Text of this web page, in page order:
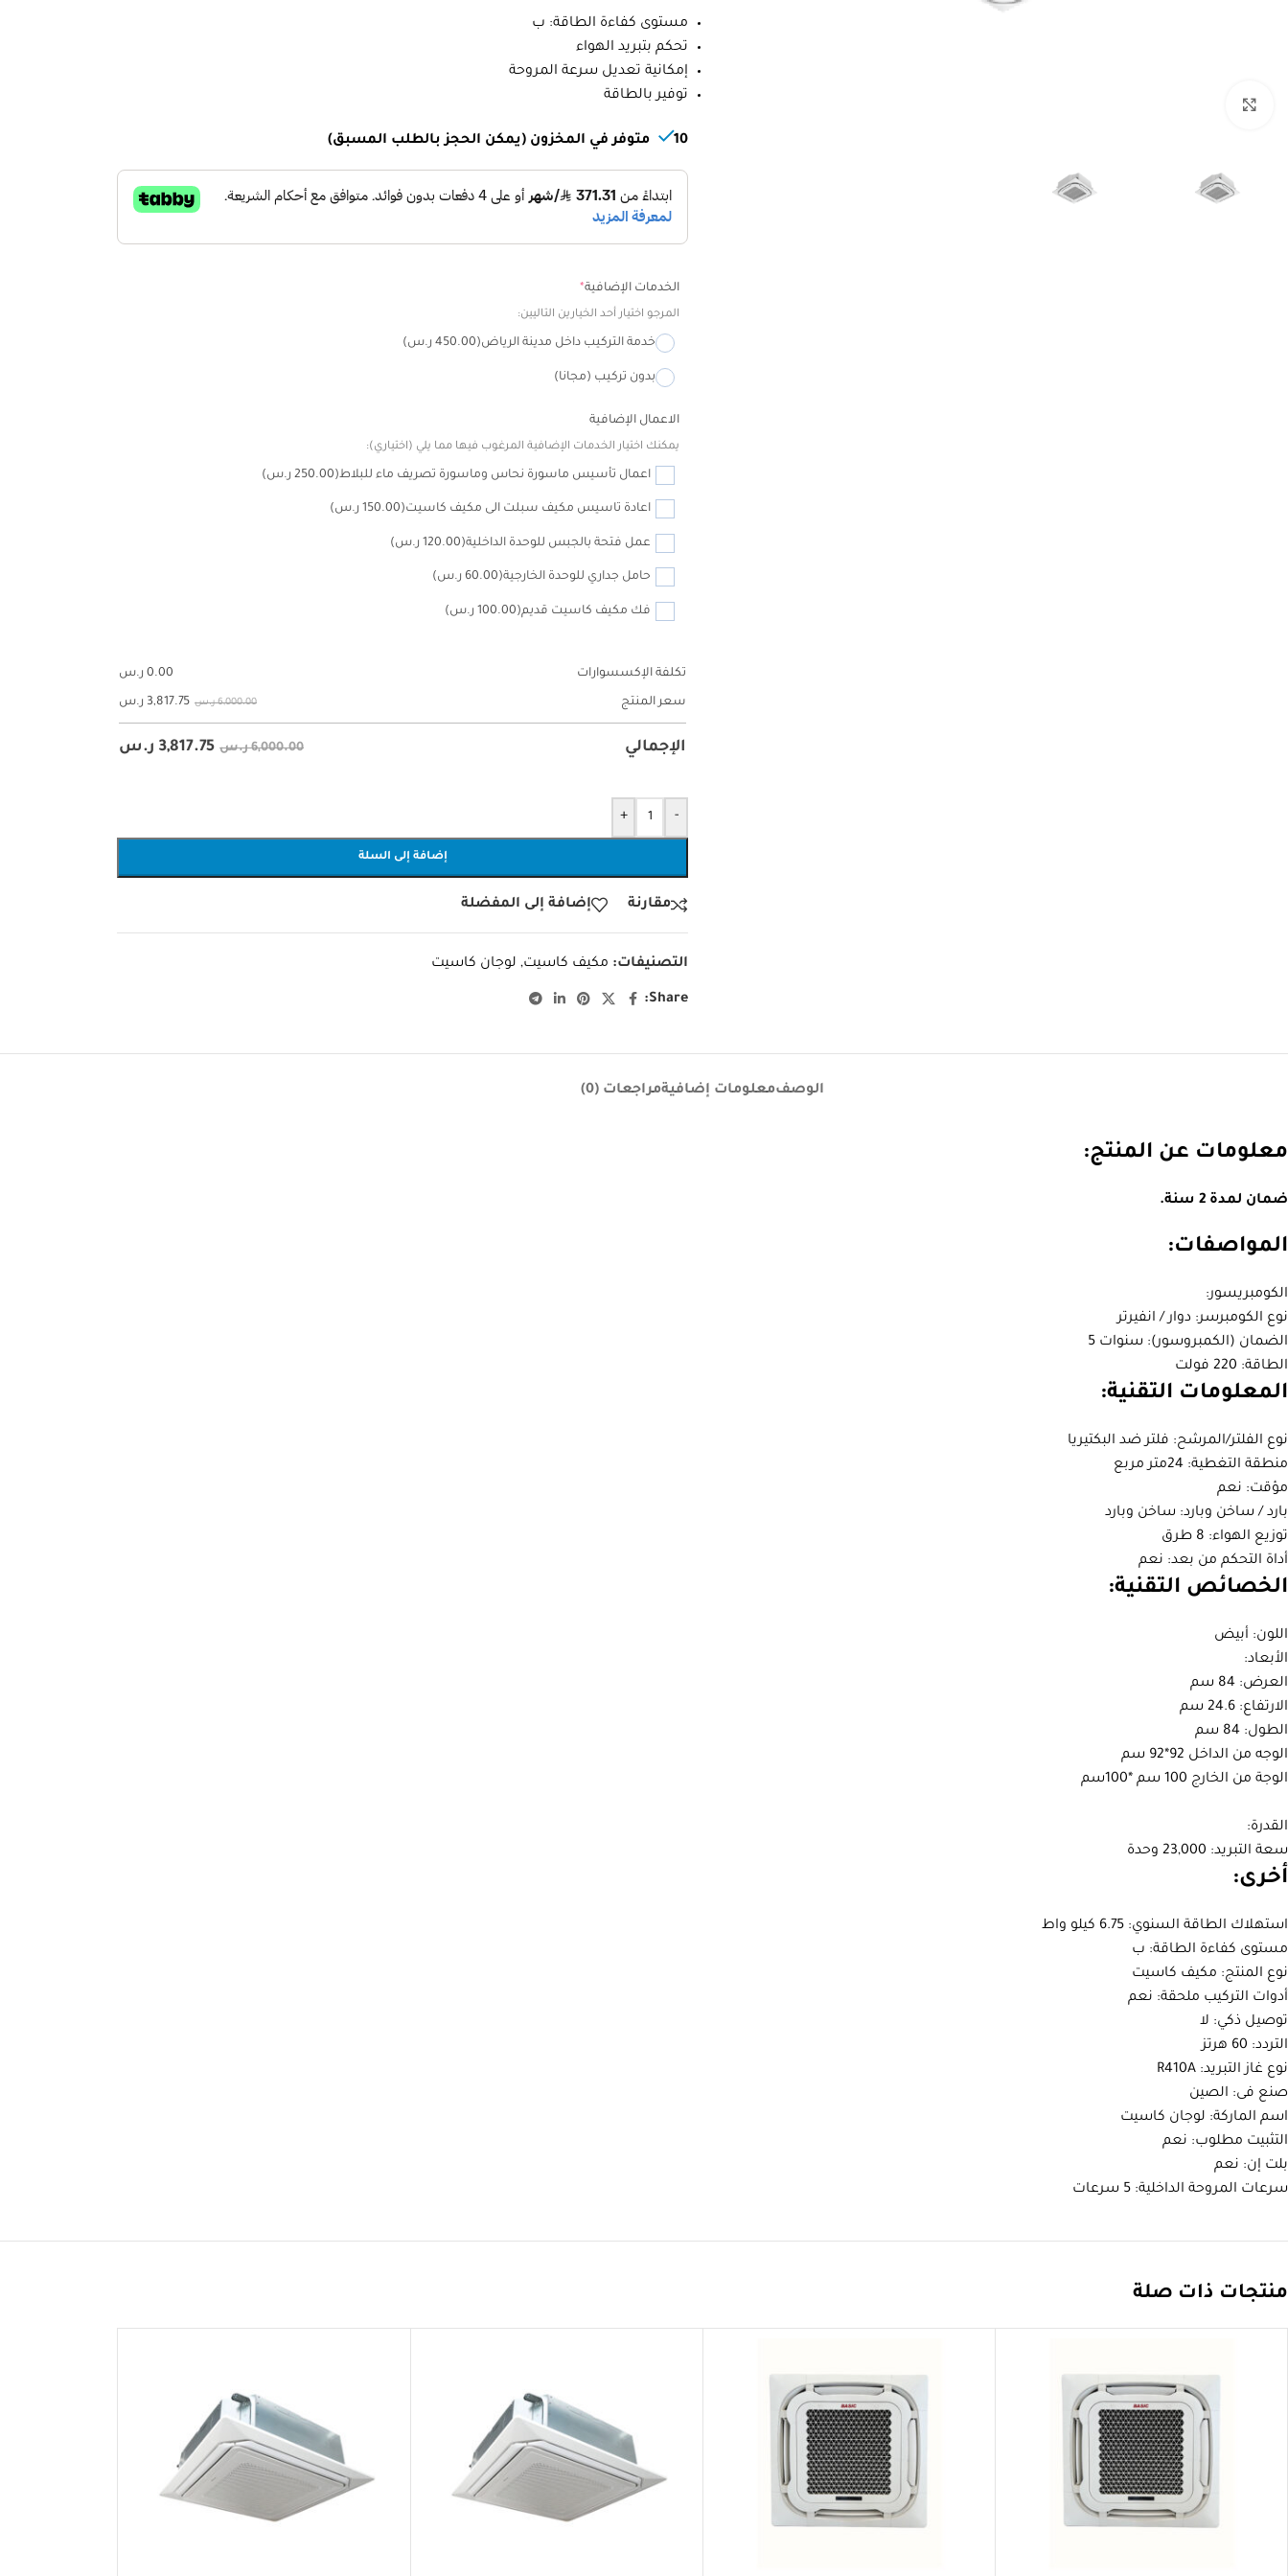
مستوى كفاءة الطاقة: ب
تحكم بتبريد الهواء
إمكانية تعديل سرعة المروحة
توفير بالطاقة
10 متوفر في المخزون (يمكن الحجز بالطلب المسبق)
الخدمات الإضافية*
المرجو اختيار أحد الخيارين التاليين:
خدمة التركيب داخل مدينة الرياض(450.00 ر.س)
بدون تركيب (مجانا)
الاعمال الإضافية
يمكنك اختيار الخدمات الإضافية المرغوب فيها مما يلي (اختياري):
اعمال تأسيس ماسورة نحاس وماسورة تصريف ماء للبلاط(250.00 ر.س)
اعادة تاسيس مكيف سبلت الى مكيف كاسيت(150.00 ر.س)
عمل فتحة بالجبس للوحدة الداخلية(120.00 ر.س)
حامل جداري للوحدة الخارجية(60.00 ر.س)
فك مكيف كاسيت قديم(100.00 ر.س)
تكلفة الإكسسوارات 0.00 ر.س
سعر المنتج 6,000.00 ر.س 3,817.75 ر.س
الإجمالي 6,000.00 ر.س 3,817.75 ر.س
-
+
إضافة إلى السلة
مقارنة إضافة إلى المفضلة
التصنيفات: مكيف كاسيت, لوجان كاسيت
Share:
الوصفمعلومات إضافيةمراجعات (0)
معلومات عن المنتج:
ضمان لمدة 2 سنة.
المواصفات:
الكومبريسور:
نوع الكومبرسر: دوار / انفيرتر
الضمان (الكمبروسور): سنوات 5
الطاقة: 220 فولت
المعلومات التقنية:
نوع الفلتر/المرشح: فلتر ضد البكتيريا
منطقة التغطية: 24متر مربع
مؤقت: نعم
بارد / ساخن وبارد: ساخن وبارد
توزيع الهواء: 8 طرق
أداة التحكم من بعد: نعم
الخصائص التقنية:
اللون: أبيض
الأبعاد:
العرض: 84 سم
الارتفاع: 24.6 سم
الطول: 84 سم
الوجه من الداخل 92*92 سم
الوجة من الخارج 100 سم *100سم
القدرة:
سعة التبريد: 23,000 وحدة
أخرى:
استهلاك الطاقة السنوي: 6.75 كيلو واط
مستوى كفاءة الطاقة: ب
نوع المنتج: مكيف كاسيت
أدوات التركيب ملحقة: نعم
توصيل ذكي: لا
التردد: 60 هرتز
نوع غاز التبريد: R410A
صنع فى: الصين
اسم الماركة: لوجان كاسيت
التثبيت مطلوب: نعم
بلت إن: نعم
سرعات المروحة الداخلية: 5 سرعات
منتجات ذات صلة